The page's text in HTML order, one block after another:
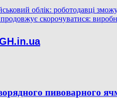
облік: роботодавці
продовжує скорочуватися:
пивоварного